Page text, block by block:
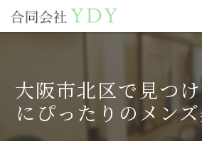
大阪市北区で見つ
にぴったりのメン